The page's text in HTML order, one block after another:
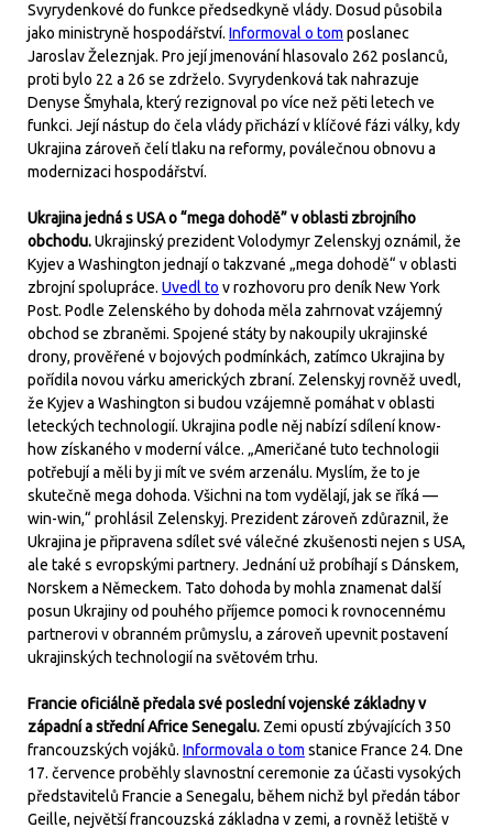
Svyrydenkové do funkce předsedkyně vlády. Dosud působila
jako ministryně hospodářství. Informoval o tom poslanec
Jaroslav Železnjak. Pro její jmenování hlasovalo 262 poslanců,
proti bylo 22 a 26 se zdrželo. Svyrydenková tak nahrazuje
Denyse Šmyhala, který rezignoval po více než pěti letech ve
funkci. Její nástup do čela vlády přichází v klíčové fázi války, kdy
Ukrajina zároveň čelí tlaku na reformy, poválečnou obnovu a
modernizaci hospodářství.
Ukrajina jedná s USA o “mega dohodě” v oblasti zbrojního
obchodu.Ukrajinský prezident Volodymyr Zelenskyj oznámil, že
Kyjev a Washington jednají o takzvané „mega dohodě“ v oblasti
zbrojní spolupráce. Uvedl to v rozhovoru pro deník New York
Post. Podle Zelenského by dohoda měla zahrnovat vzájemný
obchod se zbraněmi. Spojené státy by nakoupily ukrajinské
drony, prověřené v bojových podmínkách, zatímco Ukrajina by
pořídila novou várku amerických zbraní. Zelenskyj rovněž uvedl,
že Kyjev a Washington si budou vzájemně pomáhat v oblasti
leteckých technologií. Ukrajina podle něj nabízí sdílení know-
how získaného v moderní válce. „Američané tuto technologii
potřebují a měli by ji mít ve svém arzenálu. Myslím, že to je
skutečně mega dohoda. Všichni na tom vydělají, jak se říká —
win-win,“ prohlásil Zelenskyj. Prezident zároveň zdůraznil, že
Ukrajina je připravena sdílet své válečné zkušenosti nejen s USA,
ale také s evropskými partnery. Jednání už probíhají s Dánskem,
Norskem a Německem. Tato dohoda by mohla znamenat další
posun Ukrajiny od pouhého příjemce pomoci k rovnocennému
partnerovi v obranném průmyslu, a zároveň upevnit postavení
ukrajinských technologií na světovém trhu.
Francie oficiálně předala své poslední vojenské základny v
západní a střední Africe Senegalu. Zemi opustí zbývajících 350
francouzských vojáků. Informovala o tom stanice France 24. Dne
17. července proběhly slavnostní ceremonie za účasti vysokých
představitelů Francie a Senegalu, během nichž byl předán tábor
Geille, největší francouzská základna v zemi, a rovněž letiště v